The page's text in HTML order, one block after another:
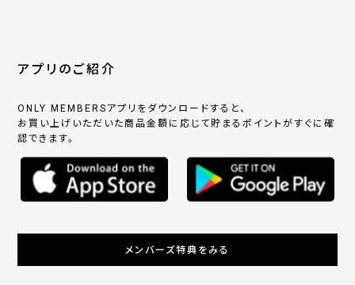
アプリのご紹介
ONLY MEMBERSアプリをダウンロードすると、
お買い上げいただいた商品金額に応じて貯まるポイントがすぐに確
認できます。
メンバーズ特典をみる